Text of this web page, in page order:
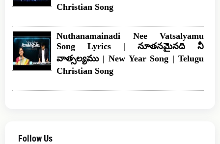
Christian Song
Nuthanamainadi Nee Vatsalyamu
Song Lyrics | నూతనమైనది నీ
వాత్సల్యము | New Year Song | Telugu
Christian Song
Follow Us